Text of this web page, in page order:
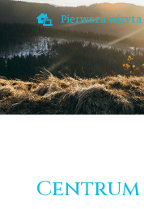
 Pierwsza wizyta
Centrum